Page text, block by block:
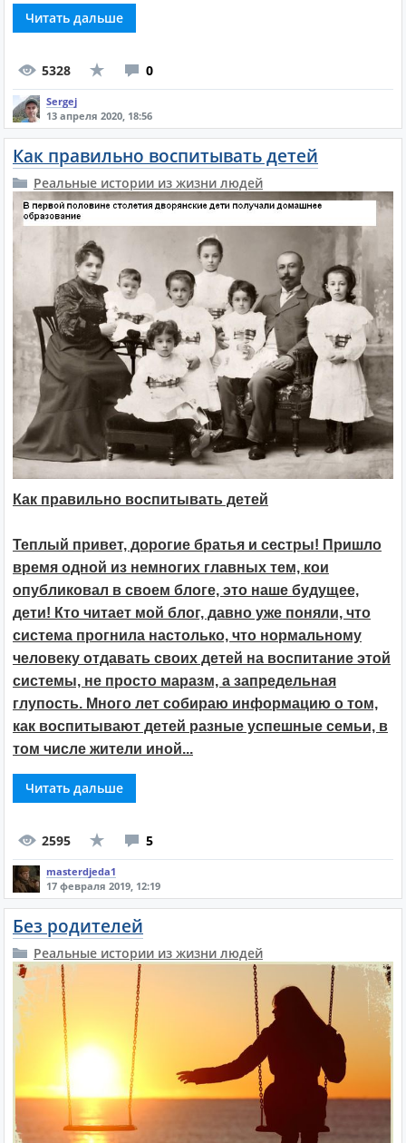
Читать дальше
5328 0
Sergej
13 апреля 2020, 18:56
Как правильно воспитывать детей
Реальные истории из жизни людей
Как правильно воспитывать детей
Теплый привет, дорогие братья и сестры! Пришло
время одной из немногих главных тем, кои
опубликовал в своем блоге, это наше будущее,
дети! Кто читает мой блог, давно уже поняли, что
система прогнила настолько, что нормальному
человеку отдавать своих детей на воспитание этой
системы, не просто маразм, а запредельная
глупость. Много лет собираю информацию о том,
как воспитывают детей разные успешные семьи, в
том числе жители иной...
Читать дальше
2595 5
masterdjeda1
17 февраля 2019, 12:19
Без родителей
Реальные истории из жизни людей